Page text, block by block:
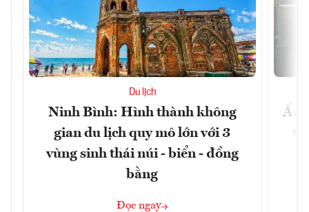
Du lịch
Ninh Bình: Hình thành không
gian du lịch quy mô lớn với 3
vùng sinh thái núi - biển - đồng
bằng
Đọc ngay
Ẩm